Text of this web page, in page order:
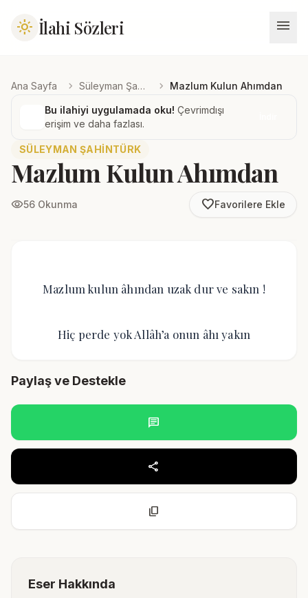
light_mode İlahi Sözleri menu
Ana Sayfa chevron_right Süleyman Şahintürk chevron_right Mazlum Kulun Ahımdan
Bu ilahiyi uygulamada oku! Çevrimdışı
erişim ve daha fazlası.
SÜLEYMAN ŞAHINTÜRK
Mazlum Kulun Ahımdan
visibility56 Okunma favorite_borderFavorilere Ekle
Mazlum kulun âhından uzak dur ve sakın !
Hiç perde yok Allâh’a onun âhı yakın
Paylaş ve Destekle
chat
share
content_copy
Eser Hakkında